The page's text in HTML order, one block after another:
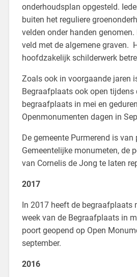
onderhoudsplan opgesteld.
buiten het reguliere
velden onder handen
veld met de algemene graven.
hoofdzakelijk schilderwerk
Zoals ook in voorgaande jaren
Begraafplaats ook open tijdens
begraafplaats in mei en
Openmonumenten dagen in
De gemeente Purmerend is
Gemeentelijke monumeten, de
van Cornelis de Jong te laten
2017
In 2017 heeft de begraafplaats
week van de Begraafplaats in
poort geopend op Open
september.
2016